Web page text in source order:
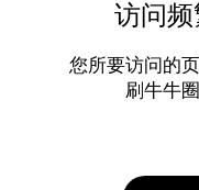
访问
您所要访问的
刷牛牛